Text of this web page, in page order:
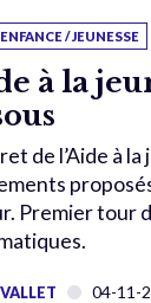
/ JEUNESSE
à la
de l’Aide à
Premier tour
04-11-